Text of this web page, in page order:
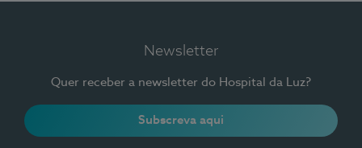
Newsletter
Quer receber a newsletter do Hospital da Luz?
Subscreva aqui